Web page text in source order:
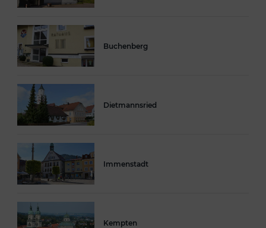
Buchenberg
Dietmannsried
Immenstadt
Kempten